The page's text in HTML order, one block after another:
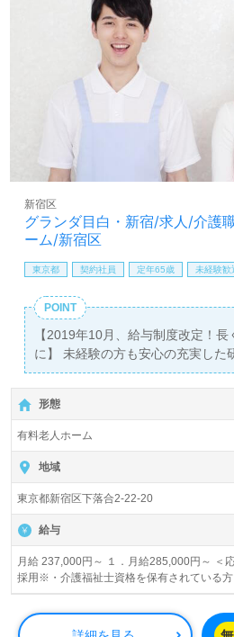
標ができた』と嬉しいお声も。そ
格支援制度や教育研修プログラム
ト！『ご利用者様のお役に立ちた
『資格取得を目指している、知識
職でキャリアチェンジ、キャリア
『働き方や環境を変えて仕事をし
す！求人詳細や選考フロー等、担
案内します。お問い合わせも遠慮
【同時募集：あなたのご希望エリ
集職種：介護職 ＊雇用形態：正社
全国展開！ご希望エリアを担当コ
ださい。お問い合わせも遠慮なく
医療/福祉業界の正社員/パート求人
LINE、メール、お電話などご希望
相談可能です。転職相談、求人紹
料サービスをご利用いただけます
せお待ちしております。
グランダ目白・新宿/求人/介護
ーム/新宿区
新宿区
東京都 契約社員 定年65歳 未経験歓
POINT
【2019年10月、給与制度改定！
に】 未経験の方も安心の充実した
介護福祉士・ケアマネの資格取得
いとキャリアアップの両立を目指
らしさに、深く寄りそう。』 お
関わるお仕事をしませんか。
形態
有料老人ホーム
地域
東京都新宿区下落合2-22-20
給与
月給 237,000円～ １．月給285,000円～
採用※・介護福祉士資格を保有されている
経験を含むフルタイムで働いた経験が通
護施設･･･有料老人ホーム、特別養護老人ホ
ープホーム、療養型病院、小規模多機能型